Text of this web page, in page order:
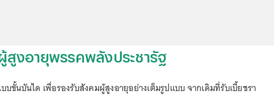
สูงอายุพรรคพลังประชารัฐ
บขั้นบันได เพื่อรองรับสังคมผู้สูงอายุอย่างเต็มรูปแบบ จากเดิมที่รับเบี้ยชรา